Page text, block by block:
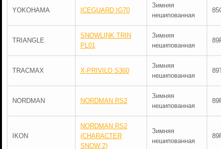
YOKOHAMA ICEGUARD IG70
Зимняя
нешипованная
TRIANGLE
SNOWLINK TRIN
PL01
Зимняя
нешипованная
TRACMAX X-PRIVILO S360
Зимняя
нешипованная
NORDMAN NORDMAN RS2
Зимняя
нешипованная
IKON
NORDMAN RS2
(CHARACTER
SNOW 2)
Зимняя
нешипованная